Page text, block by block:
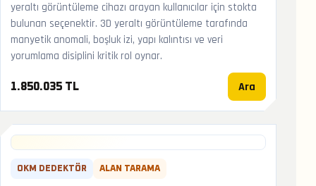
yeraltı görüntüleme cihazı arayan kullanıcılar için stokta
bulunan seçenektir. 3D yeraltı görüntüleme tarafında
manyetik anomali, boşluk izi, yapı kalıntısı ve veri
yorumlama disiplini kritik rol oynar.
1.850.035 TL Ara
OKM DEDEKTÖR ALAN TARAMA